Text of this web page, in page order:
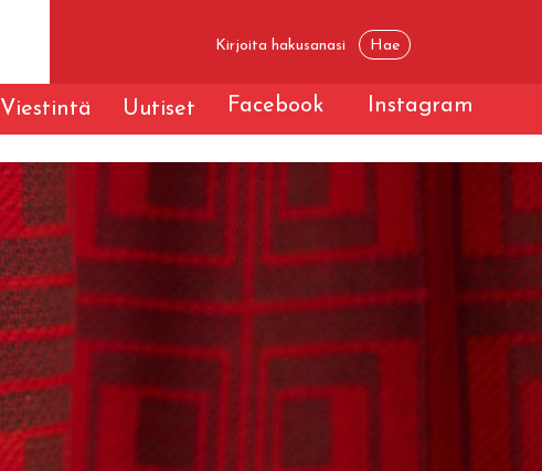
Viestintä Uutiset Facebook Instagram